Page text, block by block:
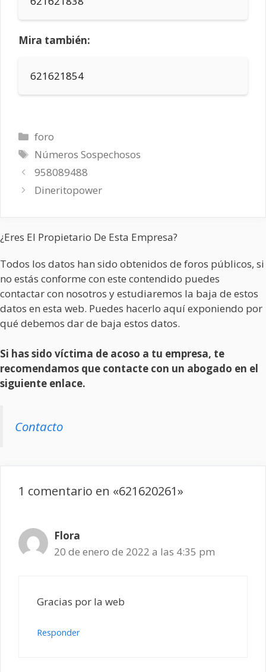
Mira también:
621621854
Categorías
foro
Etiquetas
Números Sospechosos
958089488
Dineritopower
¿Eres El Propietario De Esta Empresa?
Todos los datos han sido obtenidos de foros públicos, si
no estás conforme con este contendido puedes
contactar con nosotros y estudiaremos la baja de estos
datos en esta web. Puedes hacerlo aquí exponiendo por
qué debemos dar de baja estos datos.
Si has sido víctima de acoso a tu empresa, te
recomendamos que contacte con un abogado en el
siguiente enlace.
Contacto
1 comentario en «621620261»
Flora
20 de enero de 2022 a las 4:35 pm
Gracias por la web
Responder